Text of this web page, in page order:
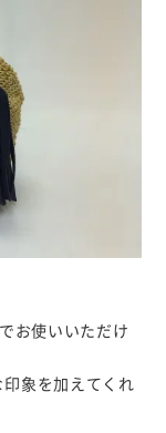
お使いいただけ
象を加えてくれ